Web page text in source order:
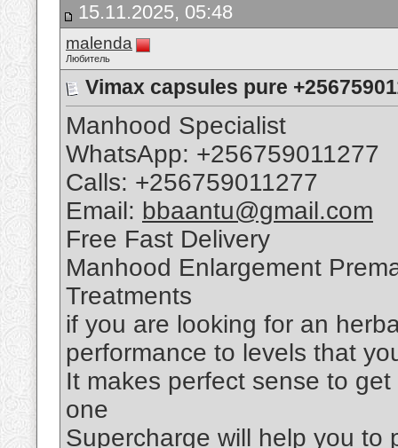
15.11.2025, 05:48
malenda
Любитель
Vimax capsules pure
Manhood Specialist
WhatsApp: +256759011277
Calls: +256759011277
Email: bbaantu@gmail.com
Free Fast Delivery
Manhood Enlargement
Treatments
if you are looking for an
performance to levels that
It makes perfect sense to
one
Supercharge will help you to